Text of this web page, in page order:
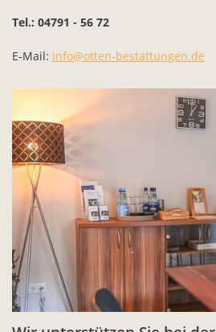
Tel.: 04791 - 56 72
E-Mail: info@otten-bestattungen.de